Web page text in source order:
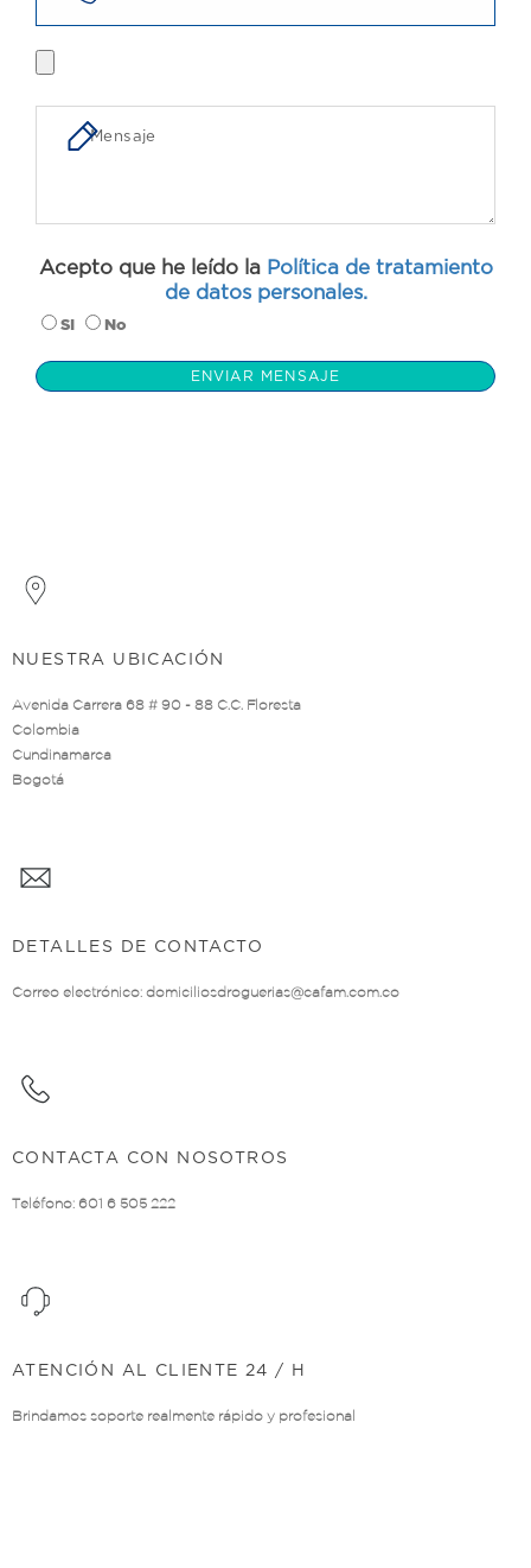
Acepto que he leído la Política de tratamiento
de datos personales.
SI No
ENVIAR MENSAJE
NUESTRA UBICACIÓN
Avenida Carrera 68 # 90 - 88 C.C. Floresta
Colombia
Cundinamarca
Bogotá
DETALLES DE CONTACTO
Correo electrónico: domiciliosdroguerias@cafam.com.co
CONTACTA CON NOSOTROS
Teléfono: 601 6 505 222
ATENCIÓN AL CLIENTE 24 / H
Brindamos soporte realmente rápido y profesional